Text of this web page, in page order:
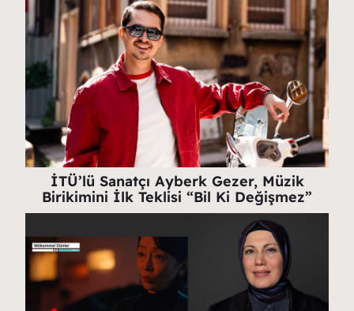
İTÜ’lü Sanatçı Ayberk Gezer, Müzik
Birikimini İlk Teklisi “Bil Ki Değişmez”